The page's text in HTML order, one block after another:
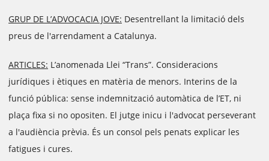
GRUP DE L’ADVOCACIA JOVE: Desentrellant la limitació dels
preus de l'arrendament a Catalunya.
ARTICLES: L’anomenada Llei “Trans”. Consideracions
jurídiques i ètiques en matèria de menors. Interins de la
funció pública: sense indemnització automàtica de l’ET, ni
plaça fixa si no opositen. El jutge inicu i l'advocat perseverant
a l'audiència prèvia. És un consol pels penats explicar les
fatigues i cures.